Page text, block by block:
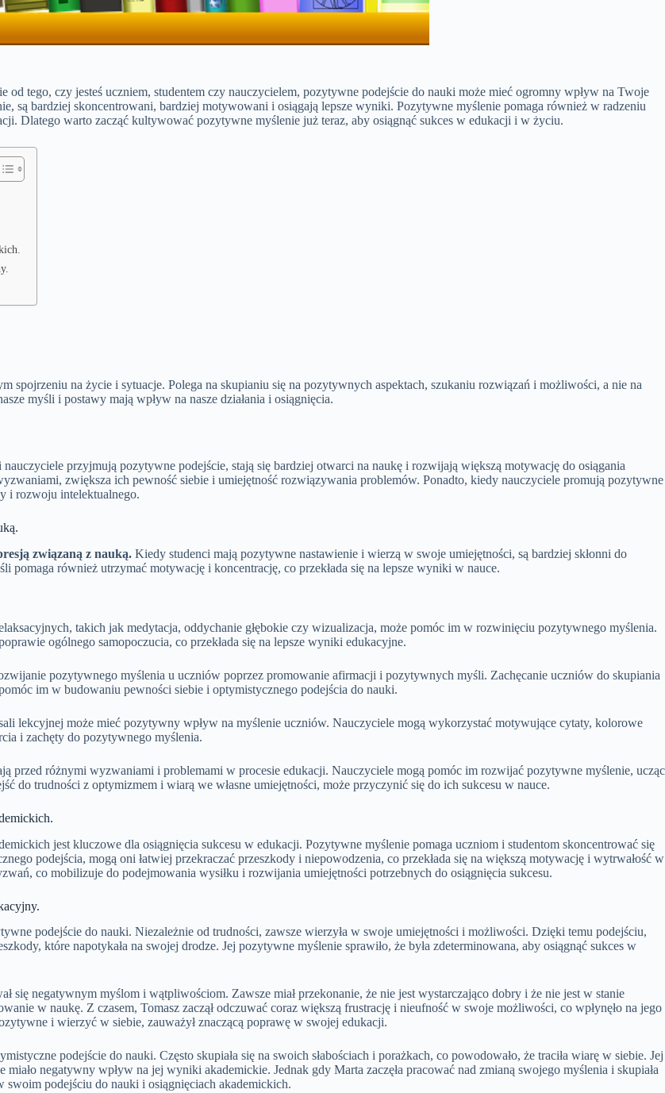
tego, czy jesteś uczniem, studentem czy nauczycielem, pozytywne podejście do nauki może mieć ogromny wpływ na Twoje
są bardziej skoncentrowani, bardziej motywowani i osiągają lepsze wyniki. Pozytywne myślenie pomaga również w radzeniu
Dlatego warto zacząć kultywować pozytywne myślenie już teraz, aby osiągnąć sukces w edukacji i w życiu.
spojrzeniu na życie i sytuacje. Polega na skupianiu się na pozytywnych aspektach, szukaniu rozwiązań i możliwości, a nie na
myśli i postawy mają wpływ na nasze działania i osiągnięcia.
przyjmują pozytywne podejście, stają się bardziej otwarci na naukę i rozwijają większą motywację do osiągania
zwiększa ich pewność siebie i umiejętność rozwiązywania problemów. Ponadto, kiedy nauczyciele promują pozytywne
i rozwoju intelektualnego.
związaną z nauką. Kiedy studenci mają pozytywne nastawienie i wierzą w swoje umiejętności, są bardziej skłonni do
również utrzymać motywację i koncentrację, co przekłada się na lepsze wyniki w nauce.
takich jak medytacja, oddychanie głębokie czy wizualizacja, może pomóc im w rozwinięciu pozytywnego myślenia.
ogólnego samopoczucia, co przekłada się na lepsze wyniki edukacyjne.
pozytywnego myślenia u uczniów poprzez promowanie afirmacji i pozytywnych myśli. Zachęcanie uczniów do skupiania
im w budowaniu pewności siebie i optymistycznego podejścia do nauki.
lekcyjnej może mieć pozytywny wpływ na myślenie uczniów. Nauczyciele mogą wykorzystać motywujące cytaty, kolorowe
i zachęty do pozytywnego myślenia.
przed różnymi wyzwaniami i problemami w procesie edukacji. Nauczyciele mogą pomóc im rozwijać pozytywne myślenie, ucząc
do trudności z optymizmem i wiarą we własne umiejętności, może przyczynić się do ich sukcesu w nauce.
jest kluczowe dla osiągnięcia sukcesu w edukacji. Pozytywne myślenie pomaga uczniom i studentom skoncentrować się
podejścia, mogą oni łatwiej przekraczać przeszkody i niepowodzenia, co przekłada się na większą motywację i wytrwałość w
co mobilizuje do podejmowania wysiłku i rozwijania umiejętności potrzebnych do osiągnięcia sukcesu.
podejście do nauki. Niezależnie od trudności, zawsze wierzyła w swoje umiejętności i możliwości. Dzięki temu podejściu,
które napotykała na swojej drodze. Jej pozytywne myślenie sprawiło, że była zdeterminowana, aby osiągnąć sukces w
się negatywnym myślom i wątpliwościom. Zawsze miał przekonanie, że nie jest wystarczająco dobry i że nie jest w stanie
w naukę. Z czasem, Tomasz zaczął odczuwać coraz większą frustrację i nieufność w swoje możliwości, co wpłynęło na jego
i wierzyć w siebie, zauważył znaczącą poprawę w swojej edukacji.
podejście do nauki. Często skupiała się na swoich słabościach i porażkach, co powodowało, że traciła wiarę w siebie. Jej
negatywny wpływ na jej wyniki akademickie. Jednak gdy Marta zaczęła pracować nad zmianą swojego myślenia i skupiała
swoim podejściu do nauki i osiągnięciach akademickich.